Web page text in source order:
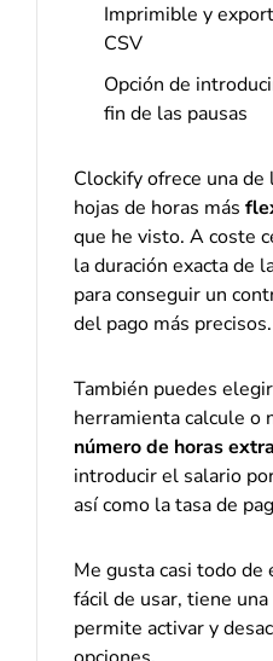
Imprimible y
CSV
Opción de
fin de las pausas
Clockify ofrece una de
hojas de horas más
que he visto. A coste
la duración exacta de
para conseguir un
del pago más precisos.
También puedes
herramienta calcule o
número de horas
introducir el salario
así como la tasa de
Me gusta casi todo de
fácil de usar, tiene una
permite activar y